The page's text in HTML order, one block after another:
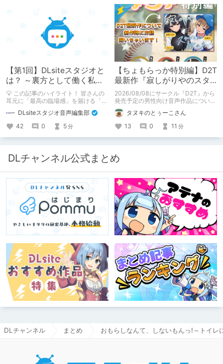
【第1回】DLsiteスタジオと
は？ ～裏方として働く私た
ちの紹介
💡 この記事のハイライト！ 皆さんの
耳元に「最高の臨場感」を届ける「サ
舞台裏を大公開！ スマートな専門
職……と思いきや、実態は「音の変態
（褒め言葉）」が集まるチーム！？
成人男性スタッフがダミヘに抱きつ
る超大真面目な理由とは？ クオリテ
ィ向上のための、ちょっとシュールな
DLsiteスタジオ音声編集部
42
0 5分
【ちょもらっか特別編】D2T
最新作『寂しがりやのスタ
ーダストと触れあって』制
作陣にインタビュー！🎤
2026/08/08にサークル『D2T』から
発売予定の男性向け音声作品について
逆神ラニさんと不束こけしさんにお話
聞いちゃいました！夏コミに関する告
知もあります！
タヌキのとぅーこさん
13
0 11 分
DLチャンネル公式まとめ
DLチャンネル まとめ おもらしなんて、しないもんっ!～トイ